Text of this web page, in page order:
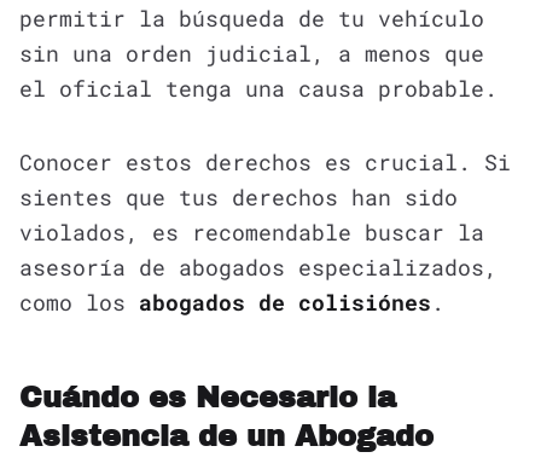
permitir la búsqueda de tu vehículo
sin una orden judicial, a menos que
el oficial tenga una causa probable.
Conocer estos derechos es crucial. Si
sientes que tus derechos han sido
violados, es recomendable buscar la
asesoría de abogados especializados,
como los abogados de colisiónes .
Cuándo es Necesario la
Asistencia de un Abogado